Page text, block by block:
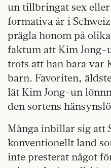
un tillbringat sex eller
formativa år i
prägla honom på
faktum att Kim Jong-
trots att han bara var
barn. Favoriten,
lät Kim Jong-un
den sortens
Många inbillar sig att
konventionellt land
inte presterat något